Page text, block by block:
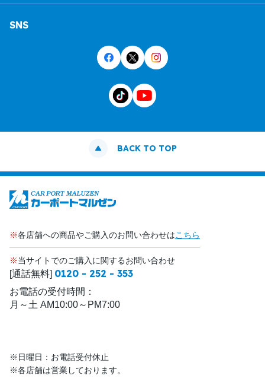
SNS
BACK TO TOP
※各店舗への商品やご購入のお問い合わせはこちら
※当サイトでのご購入に関するお問い合わせ
[通話無料] 0120 - 252 - 353
お電話の受付時間：
月～土 AM10:00～PM7:00
※日曜日：お電話受付休止
※各店舗は営業しております。